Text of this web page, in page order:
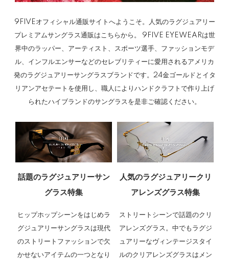
9FIVEオフィシャル通販サイトへようこそ。人気のラグジュアリー
プレミアムサングラス通販はこちらから。 9FIVE EYEWEARは世
界中のラッパー、アーティスト、スポーツ選手、ファッションモデ
ル、インフルエンサーなどのセレブリティーに愛用されるアメリカ
発のラグジュアリーサングラスブランドです。24金ゴールドとイタ
リアンアセテートを使用し、職人によりハンドクラフトで作り上げ
られたハイブランドのサングラスを是非ご確認ください。
話題のラグジュアリーサン
グラス特集
ヒップホップシーンをはじめラ
グジュアリーサングラスは現代
のストリートファッションで欠
かせないアイテムの一つとなり
人気のラグジュアリークリ
アレンズグラス特集
ストリートシーンで話題のクリ
アレンズグラス。中でもラグジ
ュアリーなヴィンテージスタイ
ルのクリアレンズグラスはメン